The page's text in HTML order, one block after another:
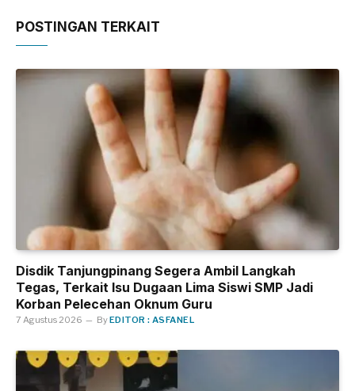
POSTINGAN TERKAIT
Disdik Tanjungpinang Segera Ambil Langkah
Tegas, Terkait Isu Dugaan Lima Siswi SMP Jadi
Korban Pelecehan Oknum Guru
7 Agustus 2026 ByEDITOR : ASFANEL